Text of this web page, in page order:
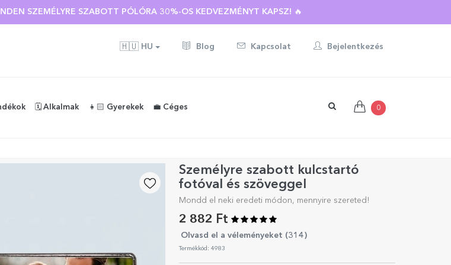
TÖBB MINT 100 SZEMÉLYRE SZABOTT AJÁNDÉKRA ☀️
🇭🇺 HU Blog Kapcsolat Bejelentkezés
🗓️ Alkalmak 👧🏻 Gyerekek 💼 Céges 0
Személyre szabott kulcstartó
fotóval és szöveggel
Mondd el neki eredeti módon, mennyire szereted!
2 882 Ft
Olvasd el a véleményeket (314 )
Termékkód: 4983